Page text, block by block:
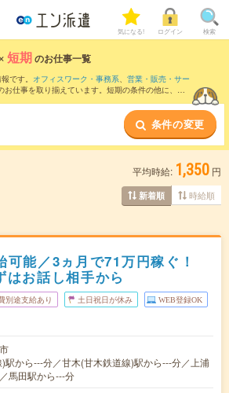
気になる! ログイン 検索
×短期のお仕事一覧
です。 オフィスワーク・事務系、 営業・販売・サー
お仕事を取り揃えています。短期の条件の他に、 交
条件の変更
平均時給: 1,350 円
新着順 時給順
可能／3ヵ月で71万円稼ぐ！
お話し相手から
別途支給あり 土日祝日が休み WEB登録OK
駅から---分／甘木(甘木鉄道線)駅から---分／上浦
馬田駅から---分